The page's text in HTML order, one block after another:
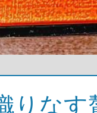
りなす